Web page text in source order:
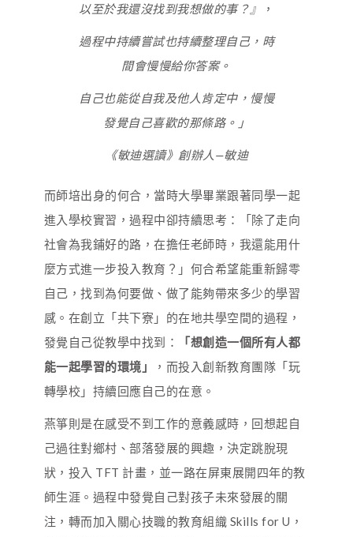
以至於我還沒找到我想做的事？』
，
過程中持續嘗試也持續整理自己，時
間會慢慢給你答案。
自己也能從自我及他人肯定中，慢慢
發覺自己喜歡的那條路。」
《敏迪選讀》創辦人—敏迪
而師培出身的何合，當時大學畢業跟著同學一起
進入學校實習，過程中卻持續思考：「除了走向
社會為我鋪好的路，在擔任老師時，我還能用什
麼方式進一步投入教育？」何合希望能重新歸零
自己，找到為何要做、做了能夠帶來多少的學習
感。在創立「共下寮」的在地共學空間的過程，
發覺自己從教學中找到：
「想創造一個所有人都
能一起學習的環境」
，而投入創新教育團隊「玩
轉學校」持續回應自己的在意。
燕箏則是在感受不到工作的意義感時，回想起自
己過往對鄉村、部落發展的興趣，決定跳脫現
狀，投入 TFT 計畫，並一路在屏東展開四年的教
師生涯。過程中發覺自己對孩子未來發展的關
注，轉而加入關心技職的教育組織 Skills for U，